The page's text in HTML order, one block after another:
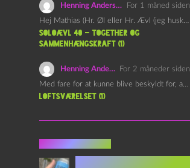
Henning Andersen
For 1 måned siden
Hej Mathias (Hr. Øl eller Hr. Ævl (jeg husker ikke…
Soloævl 40 – Together og
sammenhængskraft (1)
Henning Andersen
For 2 måneder siden
Med fare for at kunne blive beskyldt for, at være…
Loftsværelset (1)